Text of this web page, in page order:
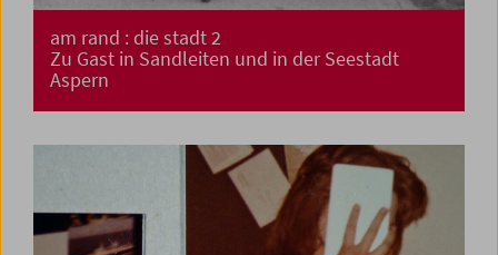
am rand : die stadt 2
Zu Gast in Sandleiten und in der Seestadt
Aspern